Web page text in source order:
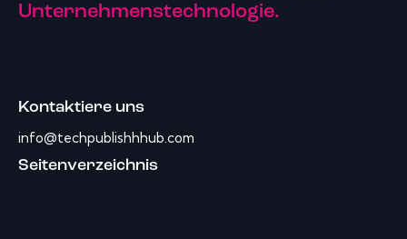
Unternehmenstechnologie.
Kontaktiere uns
info@techpublishhhub.com
Seitenverzeichnis